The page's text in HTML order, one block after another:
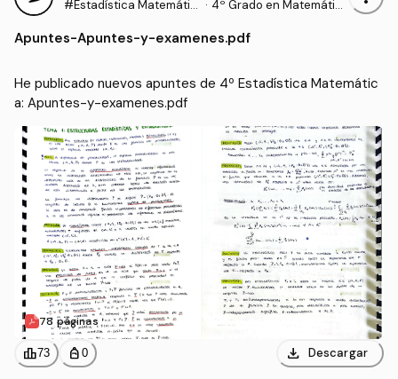
#Estadística Matemátic · 4º Grado en Matemátic
Apuntes-Apuntes-y-examenes.pdf
He publicado nuevos apuntes de 4º Estadística Matemátic
a: Apuntes-y-examenes.pdf
78 páginas
leaderboard73 personal_bag 0 download Descargar